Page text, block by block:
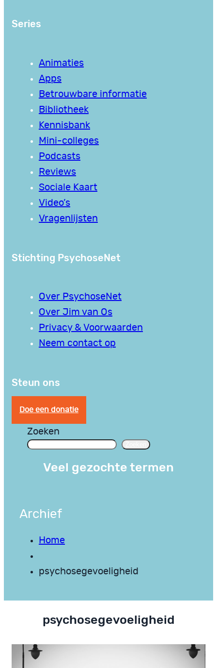
Series
Animaties
Apps
Betrouwbare informatie
Bibliotheek
Kennisbank
Mini-colleges
Podcasts
Reviews
Sociale Kaart
Video’s
Vragenlijsten
Stichting PsychoseNet
Over PsychoseNet
Over Jim van Os
Privacy & Voorwaarden
Neem contact op
Steun ons
Doe een donatie
Zoeken
Veel gezochte termen
Archief
Home
psychosegevoeligheid
psychosegevoeligheid